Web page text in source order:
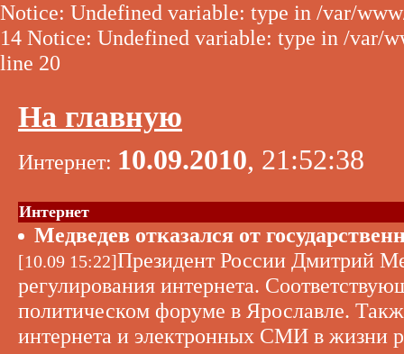
Notice: Undefined variable: type in /var/
14 Notice: Undefined variable: type in /var/
line 20
На главную
Интернет: 10.09.2010, 21:52:38
Интернет
Медведев отказался от
[10.09 15:22]Президент России Дмитрий
регулирования интернета.
политическом форуме в Ярославле.
интернета и электронных СМИ в жизни